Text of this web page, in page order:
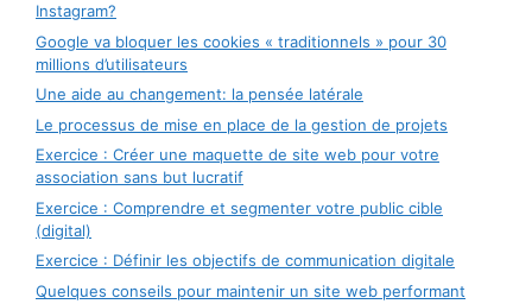
Instagram?
Google va bloquer les cookies « traditionnels » pour 30
millions d’utilisateurs
Une aide au changement: la pensée latérale
Le processus de mise en place de la gestion de projets
Exercice : Créer une maquette de site web pour votre
association sans but lucratif
Exercice : Comprendre et segmenter votre public cible
(digital)
Exercice : Définir les objectifs de communication digitale
Quelques conseils pour maintenir un site web performant